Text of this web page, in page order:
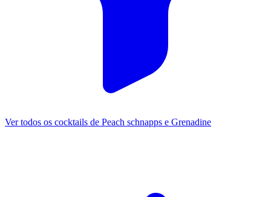
Ver todos os cocktails de Peach schnapps e Grenadine